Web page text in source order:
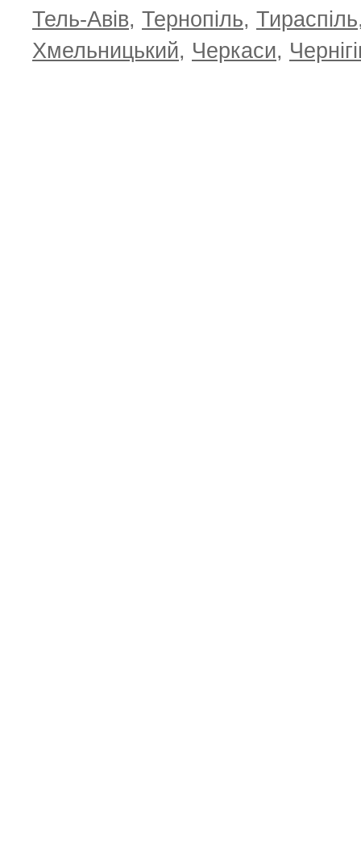
Тель-Авів, Тернопіль, Тираспіль
Хмельницький, Черкаси,